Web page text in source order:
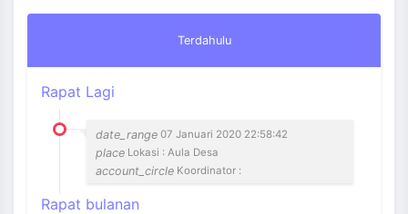
Terdahulu
Rapat Lagi
date_range 07 Januari 2020 22:58:42
place Lokasi : Aula Desa
account_circle Koordinator :
Rapat bulanan